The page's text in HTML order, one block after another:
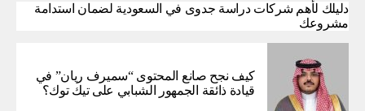
دليلك لأهم شركات دراسة جدوى في السعودية لضمان استدامة
مشروعك
كيف نجح صانع المحتوى “سميرف ريان” في
قيادة ذائقة الجمهور الشبابي على تيك توك؟